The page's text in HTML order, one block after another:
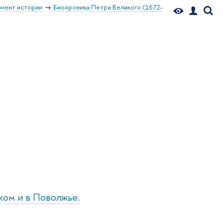
истории
Биохроника Петра Великого (1672-
и в Поволжье.